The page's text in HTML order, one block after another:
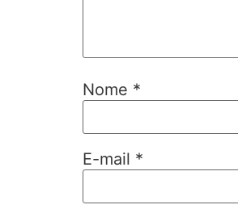
Nome *
E-mail *